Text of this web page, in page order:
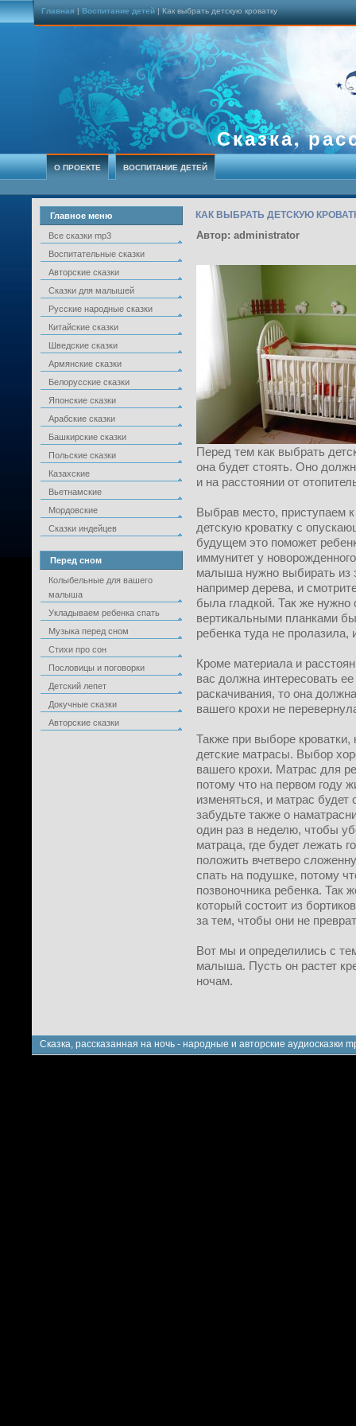
Главная | Воспитание детей | Как выбрать детскую кроватку
Сказка,
О ПРОЕКТЕ ВОСПИТАНИЕ ДЕТЕЙ
Главное меню
Все сказки mp3
Воспитательные сказки
Авторские сказки
Сказки для малышей
Русские народные сказки
Китайские сказки
Шведские сказки
Армянские сказки
Белорусские сказки
Японские сказки
Арабские сказки
Башкирские сказки
Польские сказки
Казахские
Вьетнамские
Мордовские
Сказки индейцев
Перед сном
Колыбельные для вашего
малыша
Укладываем ребенка спать
Музыка перед сном
Стихи про сон
Пословицы и поговорки
Детский лепет
Докучные сказки
Авторские сказки
КАК ВЫБРАТЬ ДЕТСКУЮ
Автор: administrator
Перед тем как выбрать
она будет стоять. Оно
и на расстоянии от
Выбрав место, приступаем
детскую кроватку с
будущем это поможет
иммунитет у
малыша нужно выбирать из
например дерева, и
была гладкой. Так же
вертикальными планками
ребенка туда не пролазила,
Кроме материала и
вас должна интересовать
раскачивания, то она
вашего крохи не
Также при выборе
детские матрасы. Выбор
вашего крохи. Матрас для
потому что на первом году
изменяться, и матрас будет
забудьте также о
один раз в неделю, чтобы
матраца, где будет лежать
положить вчетверо
спать на подушке, потому
позвоночника ребенка. Так
который состоит из
за тем, чтобы они не
Вот мы и определились с
малыша. Пусть он растет
ночам.
Сказка, рассказанная на ночь - народные и авторские аудиосказки